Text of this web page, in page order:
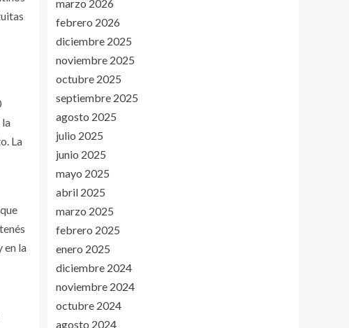
la
La
en la
marzo 2026
febrero 2026
diciembre 2025
noviembre 2025
octubre 2025
septiembre 2025
agosto 2025
julio 2025
junio 2025
mayo 2025
abril 2025
marzo 2025
febrero 2025
enero 2025
diciembre 2024
noviembre 2024
octubre 2024
agosto 2024